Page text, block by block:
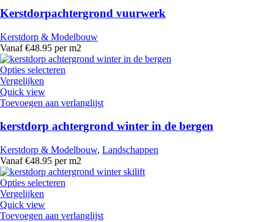
Kerstdorpachtergrond vuurwerk
Kerstdorp & Modelbouw
Vanaf €48.95 per m2
Opties selecteren
Vergelijken
Quick view
Toevoegen aan verlanglijst
kerstdorp achtergrond winter in de bergen
Kerstdorp & Modelbouw, Landschappen
Vanaf €48.95 per m2
Opties selecteren
Vergelijken
Quick view
Toevoegen aan verlanglijst